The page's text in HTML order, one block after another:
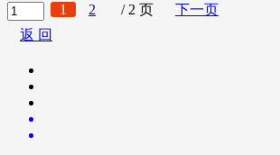
1 2 / 2 页
下一页
返 回